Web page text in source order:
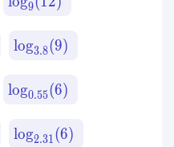
9
log3.8(9)
log0.55(6)
log2.31(6)